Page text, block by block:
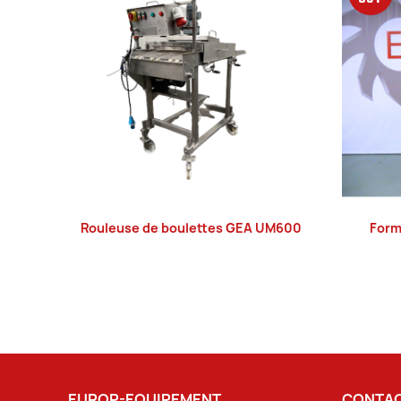
LIRE LA SUITE
Rouleuse de boulettes GEA UM600